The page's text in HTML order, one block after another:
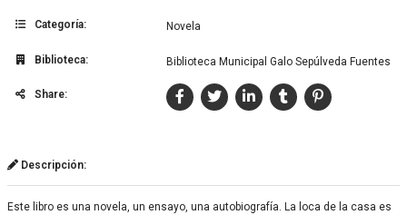
Categoría: Novela
Biblioteca: Biblioteca Municipal Galo Sepúlveda Fuentes
Share:
Descripción:
Este libro es una novela, un ensayo, una autobiografía. La loca de la casa es